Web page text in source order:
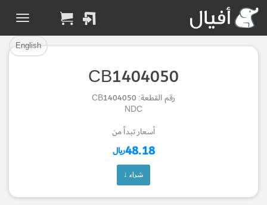
English
CB1404050
رقم القطعة: CB1404050
NDC
أسعار تبدأ من
48.18ريال
شراء ↓
تم إضافة القطعة بنجاح.
الرجوع لصفحة البحث
Part Successfully
Selected
Return to Search Page
تم إضافة القطعة للسلة بنجاح.
إتمام عملية الشراء
Part Added to Cart
Checkout